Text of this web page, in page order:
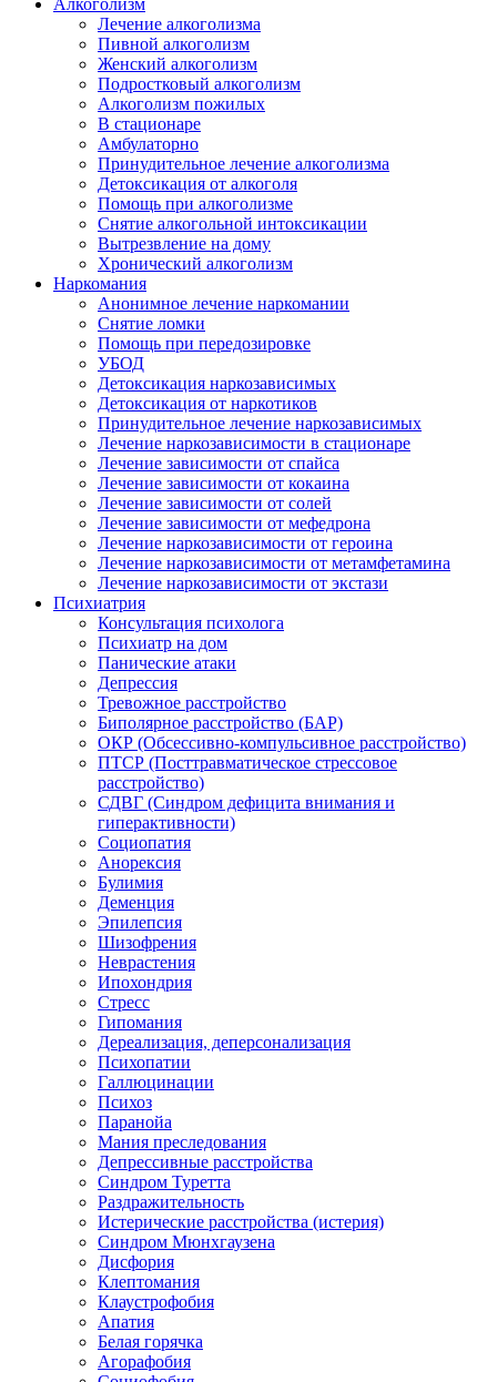
Алкоголизм
Лечение алкоголизма
Пивной алкоголизм
Женский алкоголизм
Подростковый алкоголизм
Алкоголизм пожилых
В стационаре
Амбулаторно
Принудительное лечение алкоголизма
Детоксикация от алкоголя
Помощь при алкоголизме
Снятие алкогольной интоксикации
Вытрезвление на дому
Хронический алкоголизм
Наркомания
Анонимное лечение наркомании
Снятие ломки
Помощь при передозировке
УБОД
Детоксикация наркозависимых
Детоксикация от наркотиков
Принудительное лечение наркозависимых
Лечение наркозависимости в стационаре
Лечение зависимости от спайса
Лечение зависимости от кокаина
Лечение зависимости от солей
Лечение зависимости от мефедрона
Лечение наркозависимости от героина
Лечение наркозависимости от метамфетамина
Лечение наркозависимости от экстази
Психиатрия
Консультация психолога
Психиатр на дом
Панические атаки
Депрессия
Тревожное расстройство
Биполярное расстройство (БАР)
ОКР (Обсессивно-компульсивное расстройство)
ПТСР (Посттравматическое стрессовое
расстройство)
СДВГ (Синдром дефицита внимания и
гиперактивности)
Социопатия
Анорексия
Булимия
Деменция
Эпилепсия
Шизофрения
Неврастения
Ипохондрия
Стресс
Гипомания
Дереализация, деперсонализация
Психопатии
Галлюцинации
Психоз
Паранойа
Мания преследования
Депрессивные расстройства
Синдром Туретта
Раздражительность
Истерические расстройства (истерия)
Синдром Мюнхгаузена
Дисфория
Клептомания
Клаустрофобия
Апатия
Белая горячка
Агорафобия